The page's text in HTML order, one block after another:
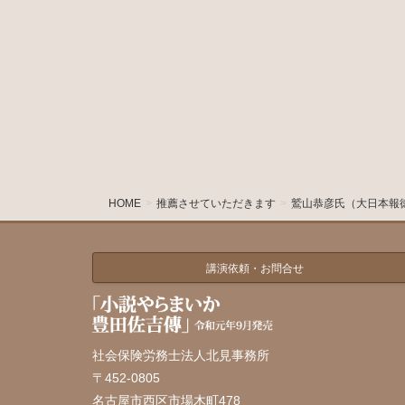
HOME 推薦させていただきます 鷲山恭彦氏（大日本報
講演依頼・お問合せ
社会保険労務士法人北見事務所
〒452-0805
名古屋市西区市場木町478